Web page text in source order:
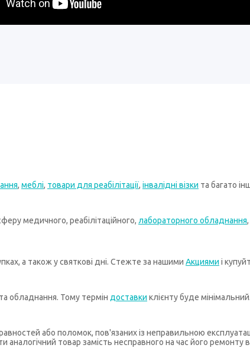
, меблі, товари для реабілітації, інвалідні візки та багато
медичного, реабілітаційного, лабораторного обладнання
а також у святкові дні. Стежте за нашими Акциями і
обладнання. Тому термін доставки клієнту буде мінімальний.
або поломок, пов'язаних із неправильною
товар замість несправного на час його ремонту